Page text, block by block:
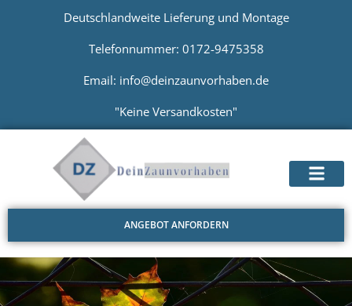
Deutschlandweite Lieferung und Montage
Telefonnummer: 0172-9475358
Email: info@deinzaunvorhaben.de
"Keine Versandkosten"
ANGEBOT ANFORDERN